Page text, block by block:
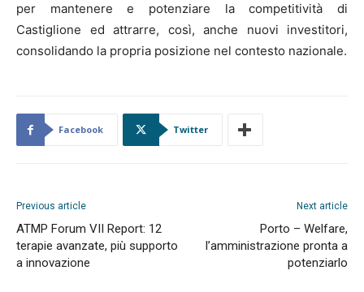
per mantenere e potenziare la competitività di
Castiglione ed attrarre, così, anche nuovi investitori,
consolidando la propria posizione nel contesto nazionale.
Facebook Twitter
Previous article
ATMP Forum VII Report: 12
terapie avanzate, più supporto
a innovazione
Next article
Porto – Welfare,
l’amministrazione pronta a
potenziarlo